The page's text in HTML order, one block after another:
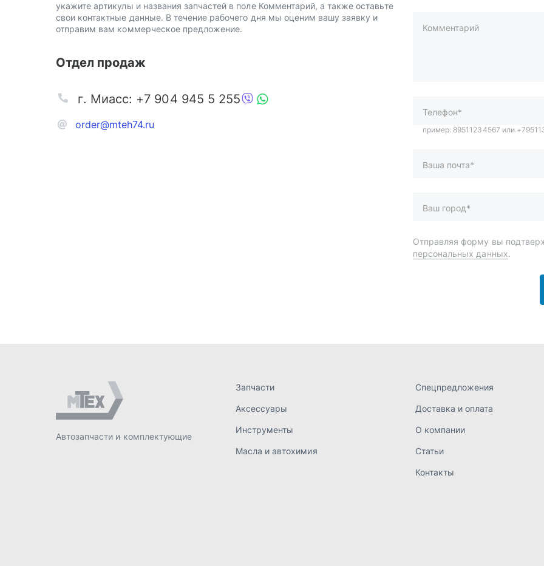
укажите артикулы и названия запчастей в поле Комментарий, а также оставьте
свои контактные данные. В течение рабочего дня мы оценим вашу заявку и
отправим вам коммерческое предложение.
Отдел продаж
order@mteh74.ru
г. Миасс: +7 904 945 5 255
Комментарий
пример: 89511234567 или
Доставка и оплата